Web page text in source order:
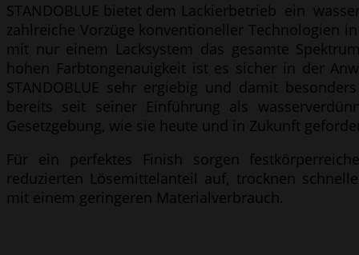
STANDOBLUE bietet dem Lackierbetrieb ein
zahlreiche Vorzüge konventioneller Technologien
mit nur einem Lacksystem das gesamte
hohen Farbtongenauigkeit ist es sicher in der
STANDOBLUE sehr ergiebig und damit
bereits seit seiner Einführung als
Gesetzgebung, wie sie heute und in Zukunft
Für ein perfektes Finish sorgen
reduzierten Lösemittelanteil auf, trocknen
mit einem geringeren Materialverbrauch.